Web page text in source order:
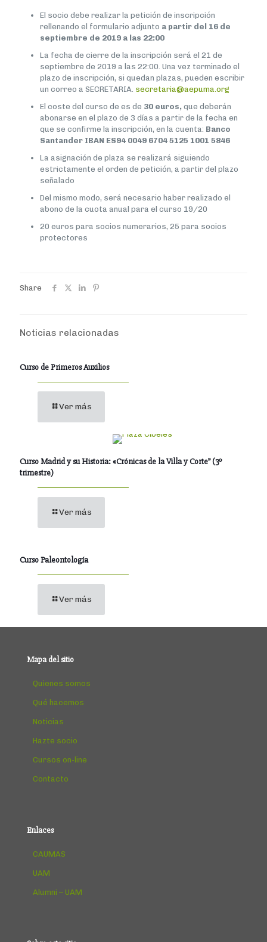
El socio debe realizar la petición de inscripción
rellenando el formulario adjunto a partir del 16 de
septiembre de 2019 a las 22:00
La fecha de cierre de la inscripción será el 21 de
septiembre de 2019 a las 22:00. Una vez terminado el
plazo de inscripción, si quedan plazas, pueden escribir
un correo a SECRETARIA. secretaria@aepuma.org
El coste del curso de es de 30 euros, que deberán
abonarse en el plazo de 3 días a partir de la fecha en
que se confirme la inscripción, en la cuenta: Banco
Santander IBAN ES94 0049 6704 5125 1001 5846
La asignación de plaza se realizará siguiendo
estrictamente el orden de petición, a partir del plazo
señalado
Del mismo modo, será necesario haber realizado el
abono de la cuota anual para el curso 19/20
20 euros para socios numerarios, 25 para socios
protectores
Share
Noticias relacionadas
Curso de Primeros Auxilios
Ver más
Curso Madrid y su Historia: «Crónicas de la Villa y Corte” (3º
trimestre)
Ver más
Curso Paleontología
Ver más
Mapa del sitio
Quienes somos
Qué hacemos
Noticias
Hazte socio
Cursos on-line
Contacto
Enlaces
CAUMAS
UAM
Alumni – UAM